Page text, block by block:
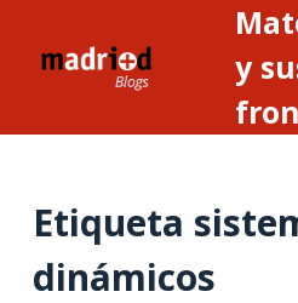
y
Etiqueta
dinámicos